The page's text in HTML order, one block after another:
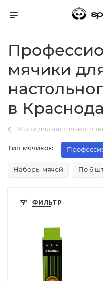
мячики
в
Мячи для настольного
Тип мячиков:
Наборы мячей По 6 шт.
ФИЛЬТР